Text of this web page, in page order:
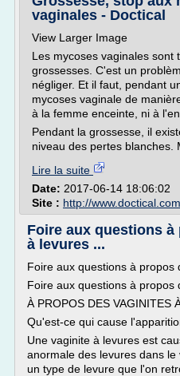
vaginales - Doctical
View Larger Image
Les mycoses vaginales sont
grossesses. C'est un
négliger. Et il faut, pendant
mycoses vaginale de
à la femme enceinte, ni à
Pendant la grossesse, il
niveau des pertes blanches.
Lire la suite
Date: 2017-06-14 18:06:02
Site : http://www.doctical.com
Foire aux questions
à levures ...
Foire aux questions à propos
Foire aux questions à propos
À PROPOS DES VAGINITES
Qu'est-ce qui cause
Une vaginite à levures est
anormale des levures dans
un type de levure que l'on